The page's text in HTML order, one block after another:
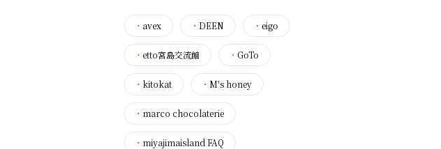
・ avex ・ DEEN ・ eigo
・ etto宮島交流館 ・ GoTo
・ kitokat ・ M's honey
・ marco chocolaterie
・ miyajimaisland FAQ